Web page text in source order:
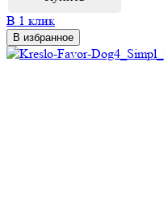
В 1 клик
В избранное